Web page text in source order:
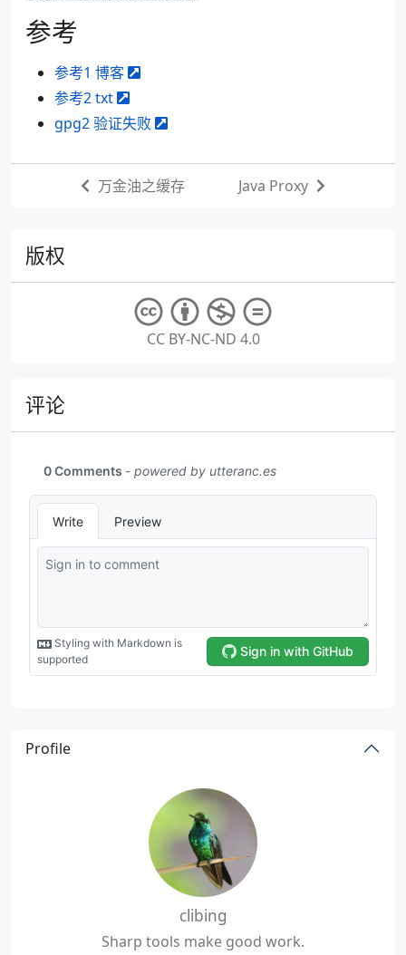
参考
参考1 博客
参考2 txt
gpg2 验证失败
万金油之缓存 Java Proxy
版权
CC BY-NC-ND 4.0
评论
Profile
clibing
Sharp tools make good work.